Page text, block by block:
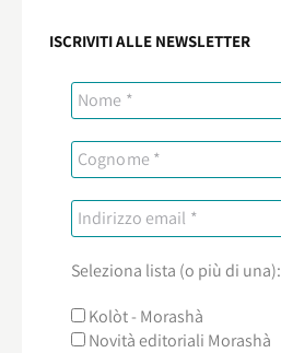
ISCRIVITI ALLE NEWSLETTER
Seleziona lista (o più di una):
Kolòt - Morashà
Novità editoriali Morashà